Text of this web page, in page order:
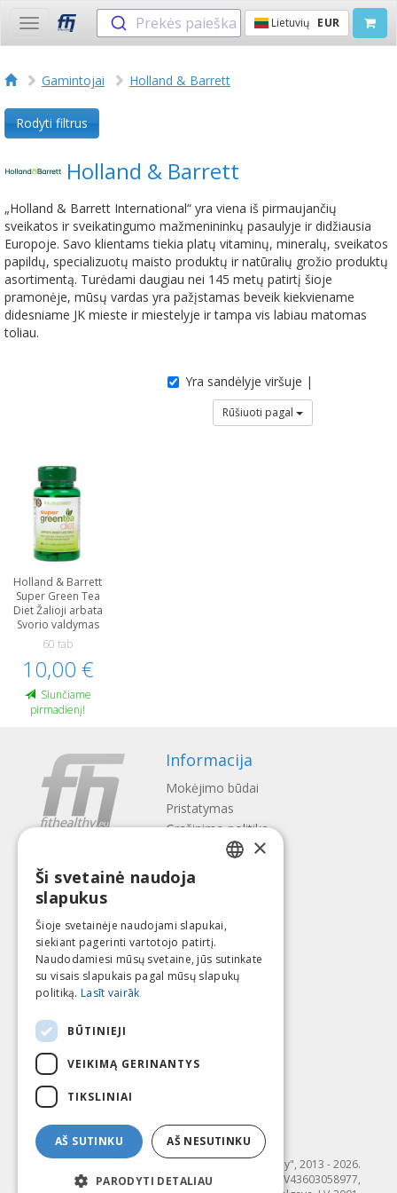
Toggle
navigation
Prekės paieška Lietuvių EUR
Gamintojai Holland & Barrett
Rodyti filtrus
Holland & Barrett
„Holland & Barrett International“ yra viena iš pirmaujančių
sveikatos ir sveikatingumo mažmenininkų pasaulyje ir didžiausia
Europoje. Savo klientams tiekia platų vitaminų, mineralų, sveikatos
papildų, specializuotų maisto produktų ir natūralių grožio produktų
asortimentą. Turėdami daugiau nei 145 metų patirtį šioje
pramonėje, mūsų vardas yra pažįstamas beveik kiekviename
didesniame JK mieste ir miestelyje ir tampa vis labiau matomas
toliau.
Yra sandėlyje viršuje |
Rūšiuoti pagal
Holland & Barrett
Super Green Tea
Diet Žalioji arbata
Svorio valdymas
60 tab
10,00 €
Siunčiame
pirmadienį!
Informacija
Mokėjimo būdai
Pristatymas
Gražinimo politika
Apie mus
Kontaktai
Privatumo politika
Sekite mus Surask mus
Mokėti su
© SIA "Fit & Healthy", 2013 - 2026.
"FIT & HEALTHY" SIA, Reģ. nr. LV43603058977,
LITHUANIAN
ESTONIAN
×
Ši svetainė naudoja
slapukus
Šioje svetainėje naudojami slapukai,
siekiant pagerinti vartotojo patirtį.
Naudodamiesi mūsų svetaine, jūs sutinkate
su visais slapukais pagal mūsų slapukų
politiką. Lasīt vairāk
BŪTINIEJI
VEIKIMĄ GERINANTYS
TIKSLINIAI
AŠ SUTINKU AŠ NESUTINKU
PARODYTI DETALIAU